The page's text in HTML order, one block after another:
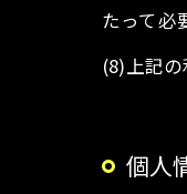
たって必
(8)上記
個人